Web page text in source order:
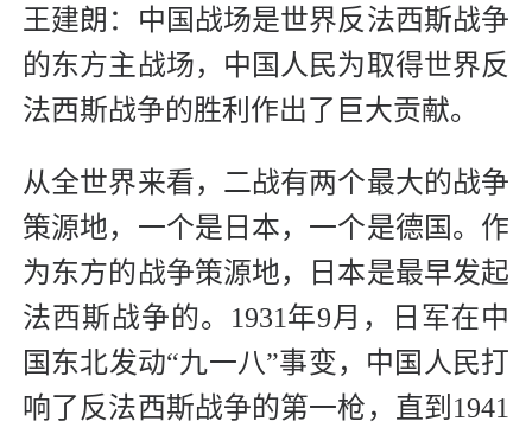
王建朗：中国战场是世界反法西斯战争
的东方主战场，中国人民为取得世界反
法西斯战争的胜利作出了巨大贡献。
从全世界来看，二战有两个最大的战争
策源地，一个是日本，一个是德国。作
为东方的战争策源地，日本是最早发起
法西斯战争的。1931年9月，日军在中
国东北发动“九一八”事变，中国人民打
响了反法西斯战争的第一枪，直到1941